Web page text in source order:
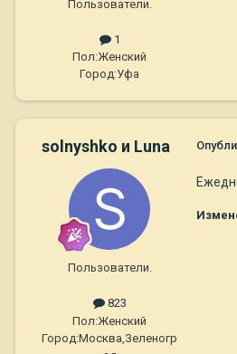
Пользователи.
1
Пол:Женский
Город:Уфа
solnyshko и Luna
Пользователи.
823
Пол:Женский
Город:Москва,Зеленогр